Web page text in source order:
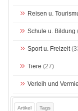
Reisen u.
Schule u. Bildung
Sport u. Freizeit
Tiere (27)
Verleih und
Artikel Tags